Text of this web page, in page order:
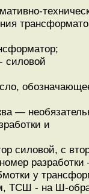
силовой
—
и
силовой, с
у
ТСШ - на Ш-